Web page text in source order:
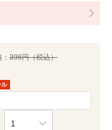
396円（税込）
ル
1